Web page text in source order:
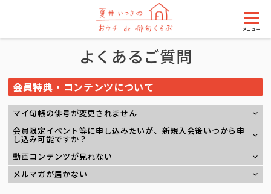
メニュー
よくあるご質問
会員特典・コンテンツについて
マイ句帳の俳号が変更されません
会員限定イベント等に申し込みたいが、新規入会後いつから申
し込み可能ですか？
動画コンテンツが見れない
メルマガが届かない